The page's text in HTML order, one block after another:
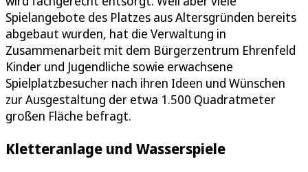
Spielangebote des Platzes aus Altersgründen bereits
abgebaut wurden, hat die Verwaltung in
Zusammenarbeit mit dem Bürgerzentrum Ehrenfeld
Kinder und Jugendliche sowie erwachsene
Spielplatzbesucher nach ihren Ideen und Wünschen
zur Ausgestaltung der etwa 1.500 Quadratmeter
großen Fläche befragt.
Kletteranlage und Wasserspiele